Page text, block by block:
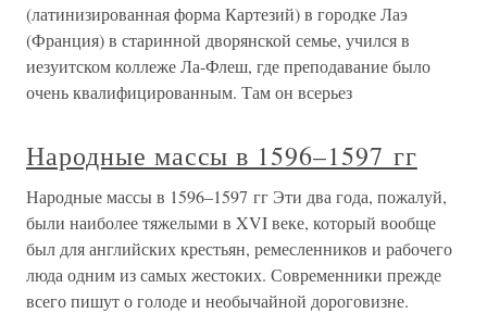
(латинизированная форма Картезий) в городке Лаэ
(Франция) в старинной дворянской семье, учился в
иезуитском коллеже Ла-Флеш, где преподавание было
очень квалифицированным. Там он всерьез
Народные массы в 1596–1597 гг
Народные массы в 1596–1597 гг Эти два года, пожалуй,
были наиболее тяжелыми в XVI веке, который вообще
был для английских крестьян, ремесленников и рабочего
люда одним из самых жестоких. Современники прежде
всего пишут о голоде и необычайной дороговизне.